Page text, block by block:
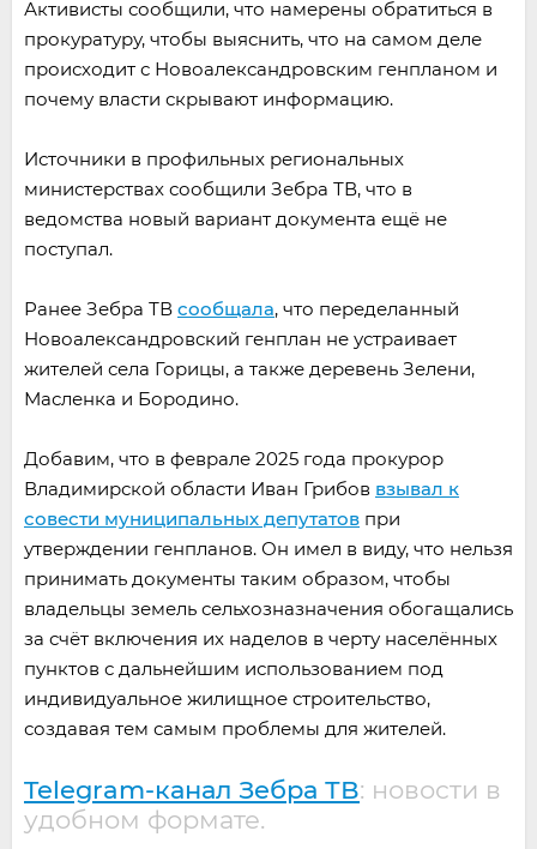
Активисты сообщили, что намерены обратиться в
прокуратуру, чтобы выяснить, что на самом деле
происходит с Новоалександровским генпланом и
почему власти скрывают информацию.
Источники в профильных региональных
министерствах сообщили Зебра ТВ, что в
ведомства новый вариант документа ещё не
поступал.
Ранее Зебра ТВ сообщала, что переделанный
Новоалександровский генплан не устраивает
жителей села Горицы, а также деревень Зелени,
Масленка и Бородино.
Добавим, что в феврале 2025 года прокурор
Владимирской области Иван Грибов взывал к
совести муниципальных депутатов при
утверждении генпланов. Он имел в виду, что нельзя
принимать документы таким образом, чтобы
владельцы земель сельхозназначения обогащались
за счёт включения их наделов в черту населённых
пунктов с дальнейшим использованием под
индивидуальное жилищное строительство,
создавая тем самым проблемы для жителей.
Telegram-канал Зебра ТВ: новости в
удобном формате.